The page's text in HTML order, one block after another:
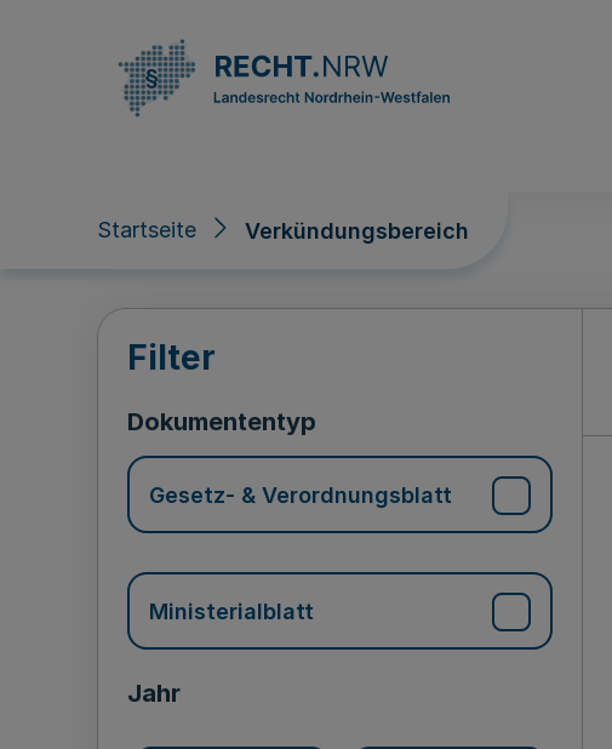
Startseite Verkündungsbereich
Verkündungsbereich
Filter
Dokumententyp
Gesetz- & Verordnungsblatt
Ministerialblatt
Jahr